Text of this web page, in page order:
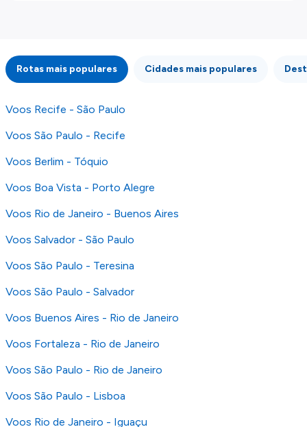
integridade ou pela precisão da informação
publicada, por isso verifique com atenção todas
as condições no website do parceiro antes de
os nossos Termos e Condições
Rotas mais populares Cidades mais populares
Voos Recife - São Paulo
Voos São Paulo - Recife
Voos Berlim - Tóquio
Voos Boa Vista - Porto Alegre
Voos Rio de Janeiro - Buenos Aires
Voos Salvador - São Paulo
Voos São Paulo - Teresina
Voos São Paulo - Salvador
Voos Buenos Aires - Rio de Janeiro
Voos Fortaleza - Rio de Janeiro
Voos São Paulo - Rio de Janeiro
Voos São Paulo - Lisboa
Voos Rio de Janeiro - Iguaçu